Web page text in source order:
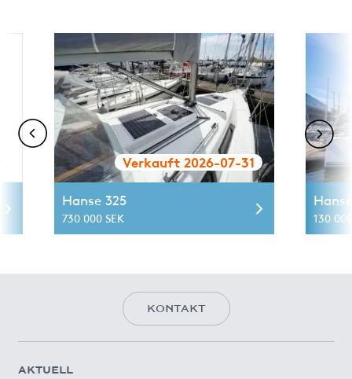
Verkauft 2026-07-31
Hanse 325
730 000 SEK 130
KONTAKT
AKTUELL